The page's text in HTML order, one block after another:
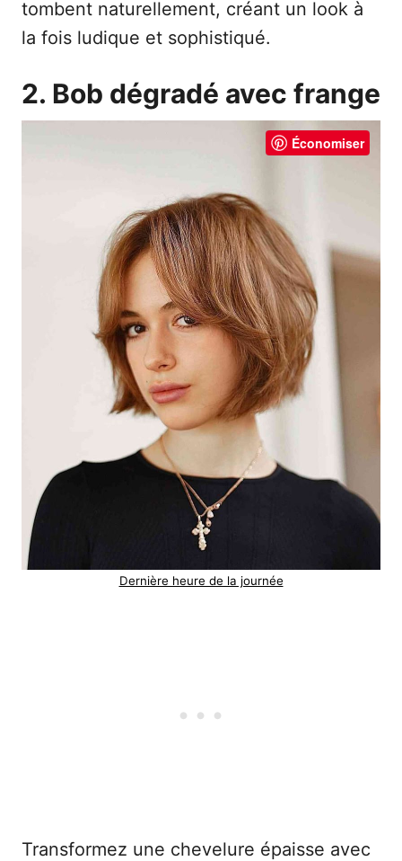
tombent naturellement, créant un look à
la fois ludique et sophistiqué.
2. Bob dégradé avec frange
Économiser
Dernière heure de la journée
Transformez une chevelure épaisse avec